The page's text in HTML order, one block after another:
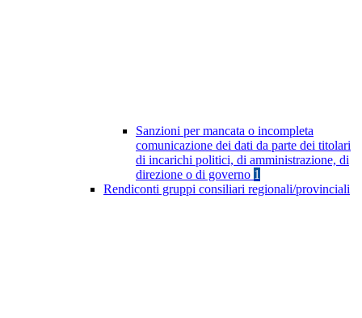
Sanzioni per mancata o incompleta
comunicazione dei dati da parte dei titolari
di incarichi politici, di amministrazione, di
direzione o di governo 1
Rendiconti gruppi consiliari regionali/provinciali